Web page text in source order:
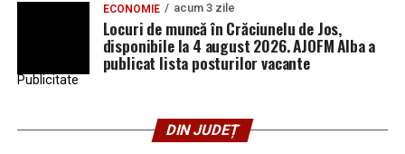
ECONOMIE acum 3 zile
Locuri de muncă în Crăciunelu de Jos,
disponibile la 4 august 2026. AJOFM Alba a
publicat lista posturilor vacante
Publicitate
DIN JUDEȚ